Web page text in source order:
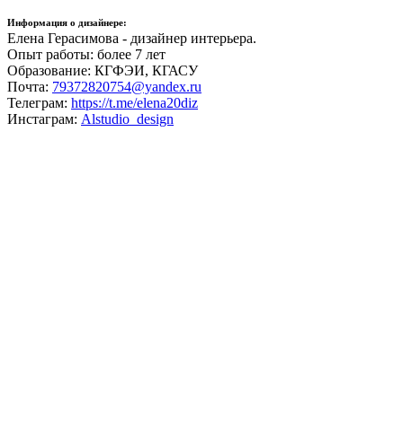
Информация о дизайнере:
Елена Герасимова - дизайнер интерьера.
Опыт работы: более 7 лет
Образование: КГФЭИ, КГАСУ
Почта: 79372820754@yandex.ru
Телеграм: https://t.me/elena20diz
Инстаграм: Alstudio_design